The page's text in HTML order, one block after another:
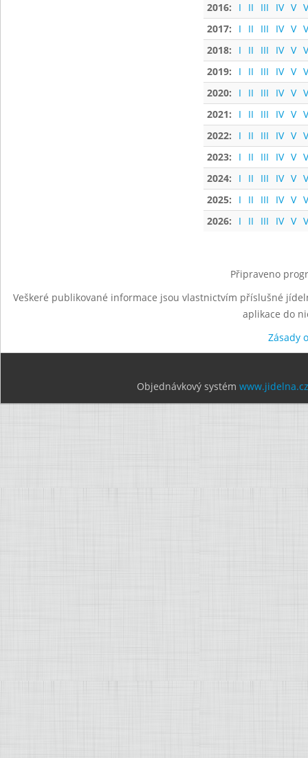
2016:
I II III IV V
2017:
I II III IV V
2018:
I II III IV V
2019:
I II III IV V
2020:
I II III IV V
2021:
I II III IV V
2022:
I II III IV V
2023:
I II III IV V
2024:
I II III IV V
2025:
I II III IV V
2026:
I II III IV V
Připraveno
Veškeré publikované informace jsou vlastnictvím příslušné
aplikace do
Zásady
Objednávkový systém www.jidelna.cz